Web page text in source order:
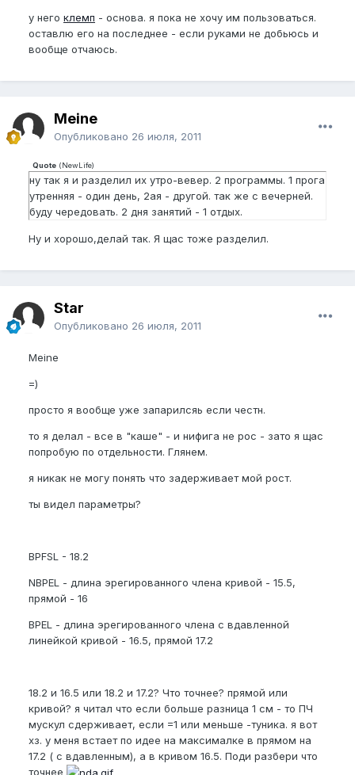
у него клемп - основа. я пока не хочу им пользоваться.
оставлю его на последнее - если руками не добьюсь и
вообще отчаюсь.
Meine
Опубликовано 26 июля, 2011
Quote (NewLife)
ну так я и разделил их утро-вевер. 2 программы. 1 прога
утренняя - один день, 2ая - другой. так же с вечерней.
буду чередовать. 2 дня занятий - 1 отдых.
Ну и хорошо,делай так. Я щас тоже разделил.
Star
Опубликовано 26 июля, 2011
Meine
=)
просто я вообще уже запарилсяь если честн.
то я делал - все в "каше" - и нифига не рос - зато я щас
попробую по отдельности. Глянем.
я никак не могу понять что задерживает мой рост.
ты видел параметры?
BPFSL - 18.2
NBPEL - длина эрегированного члена кривой - 15.5,
прямой - 16
BPEL - длина эрегированного члена с вдавленной
линейкой кривой - 16.5, прямой 17.2
18.2 и 16.5 или 18.2 и 17.2? Что точнее? прямой или
кривой? я читал что если больше разница 1 см - то ПЧ
мускул сдерживает, если =1 или меньше -туника. я вот
хз. у меня встает по идее на максималке в прямом на
17.2 ( с вдавленным), а в кривом 16.5. Поди разбери что
точнее